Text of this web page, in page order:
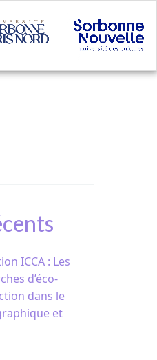
ICCA : Les
d’éco-
dans le
et